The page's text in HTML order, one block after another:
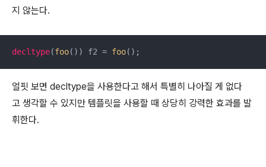
지 않는다.
decltype(foo()) f2 = foo();
얼핏 보면 decltype을 사용한다고 해서 특별히 나아질 게 없다
고 생각할 수 있지만 템플릿을 사용할 때 상당히 강력한 효과를 발
휘한다.